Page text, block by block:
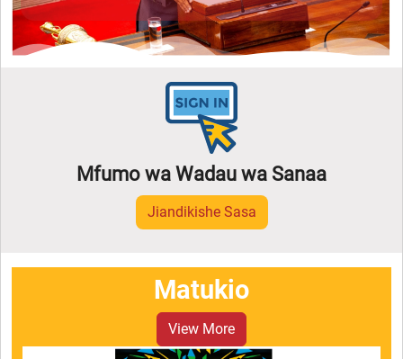
Mfumo wa Wadau wa Sanaa
Jiandikishe Sasa
Matukio
View More